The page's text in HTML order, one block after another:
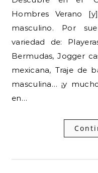
Hombres Verano
masculino. Por
variedad de:
Bermudas, Jogger
mexicana, Traje de
masculina… ¡y
en…